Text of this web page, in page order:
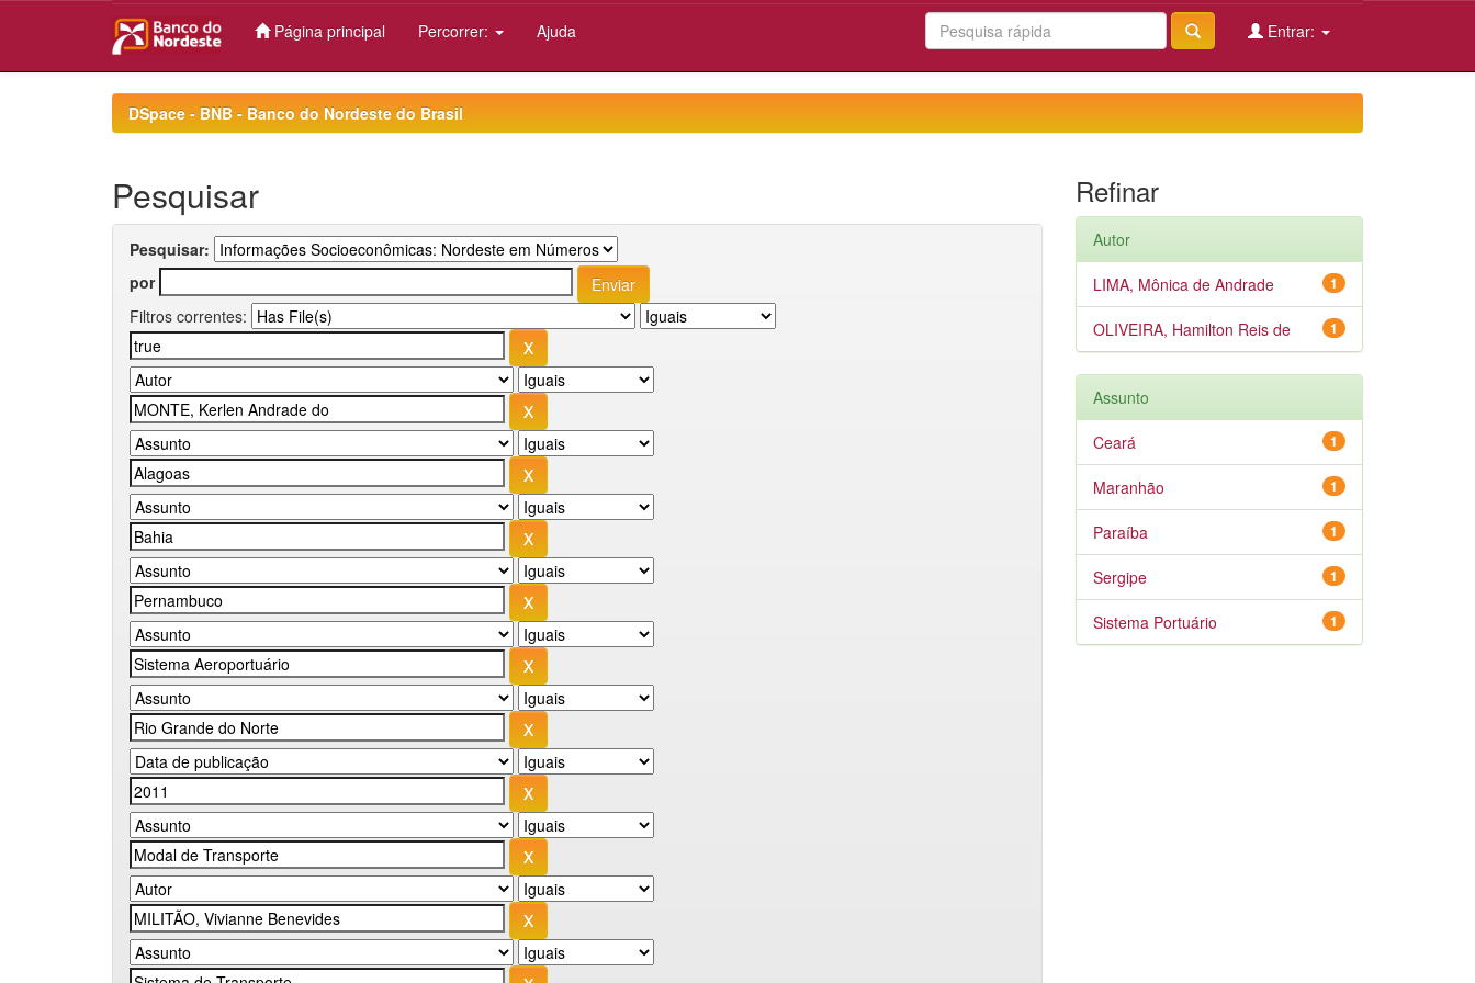
Página principal Percorrer: Ajuda Entrar:
DSpace - BNB - Banco do Nordeste do Brasil
Pesquisar
Pesquisar:
por
Filtros correntes:
Refinar
Autor
1
LIMA, Mônica de Andrade
1
OLIVEIRA, Hamilton Reis de
Assunto
1
Ceará
1
Maranhão
1
Paraíba
1
Sergipe
1
Sistema Portuário